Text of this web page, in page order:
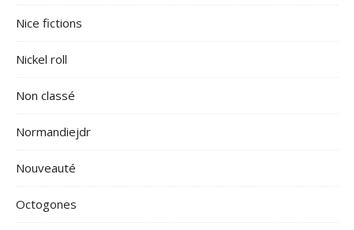
Nice fictions
Nickel roll
Non classé
Normandiejdr
Nouveauté
Octogones